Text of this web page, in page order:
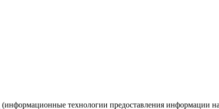
(информационные технологии предоставления информации